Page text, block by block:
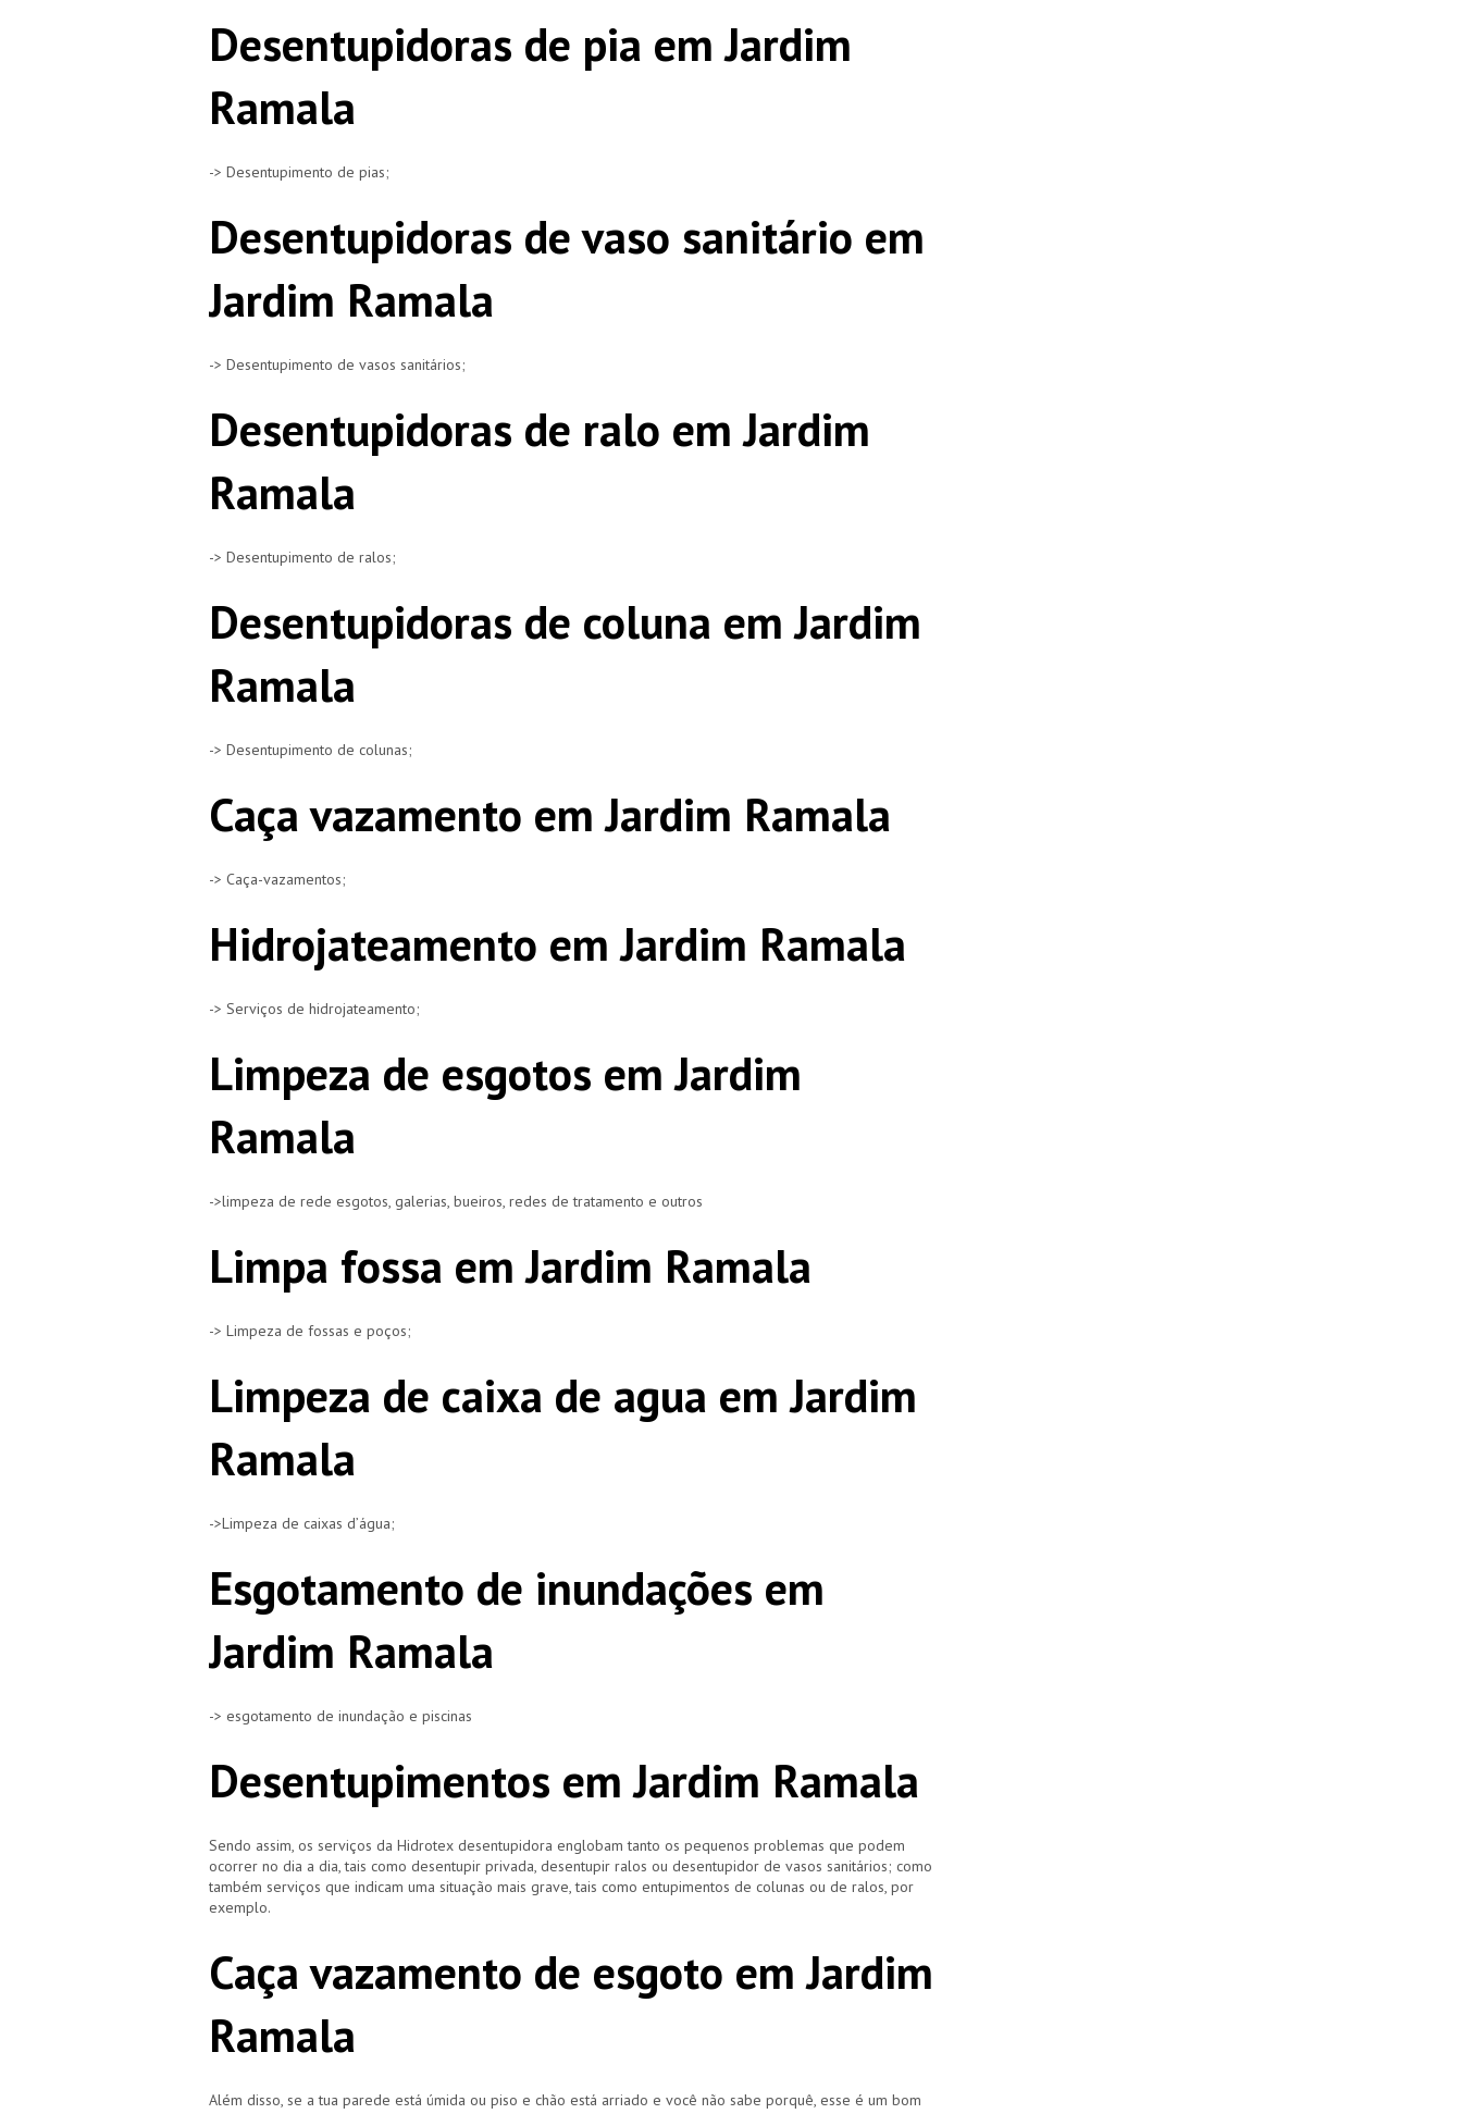
Desentupidoras de pia em Jardim
Ramala
-> Desentupimento de pias;
Desentupidoras de vaso sanitário em
Jardim Ramala
-> Desentupimento de vasos sanitários;
Desentupidoras de ralo em Jardim
Ramala
-> Desentupimento de ralos;
Desentupidoras de coluna em Jardim
Ramala
-> Desentupimento de colunas;
Caça vazamento em Jardim Ramala
-> Caça-vazamentos;
Hidrojateamento em Jardim Ramala
-> Serviços de hidrojateamento;
Limpeza de esgotos em Jardim
Ramala
->limpeza de rede esgotos, galerias, bueiros, redes de tratamento e outros
Limpa fossa em Jardim Ramala
-> Limpeza de fossas e poços;
Limpeza de caixa de agua em Jardim
Ramala
->Limpeza de caixas d’água;
Esgotamento de inundações em
Jardim Ramala
-> esgotamento de inundação e piscinas
Desentupimentos em Jardim Ramala
Sendo assim, os serviços da Hidrotex desentupidora englobam tanto os pequenos problemas que podem
ocorrer no dia a dia, tais como desentupir privada, desentupir ralos ou desentupidor de vasos sanitários; como
também serviços que indicam uma situação mais grave, tais como entupimentos de colunas ou de ralos, por
exemplo.
Caça vazamento de esgoto em Jardim
Ramala
Além disso, se a tua parede está úmida ou piso e chão está arriado e você não sabe porquê, esse é um bom